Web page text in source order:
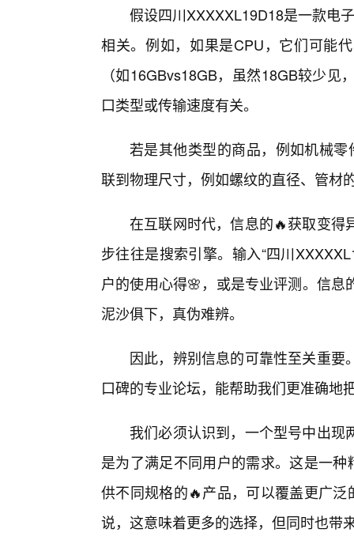
假设四川XXXXXL19D18是一款电
相关。例如，如果是CPU，它们可能
（如16GBvs18GB，虽然18GB较少
口类型或传输速度有关。
若是其他类型的商品，例如机械零
联到物理尺寸，例如螺纹的直径、管材
在互联网时代，信息的🔥获取变得
步往往是搜索引擎。输入“四川
户的使用心得🌸，或是专业评测。信
泥沙俱下，真伪难辨。
因此，辨别信息的可靠性至关重
口碑的专业论坛，能帮助我们更准确地
我们必须认识到，一个型号中出
是为了满足不同用户的需求。这是一
供不同规格的🔥产品，可以覆盖更广
说，这意味着更多的选择，但同时也带